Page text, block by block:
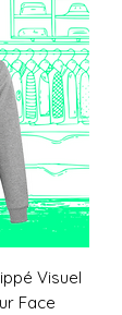
Visuel
Face